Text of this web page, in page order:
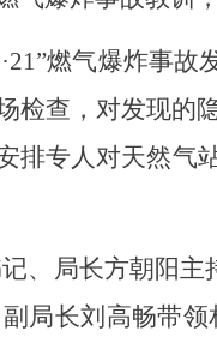
燃气爆炸事故
检查，对发现的
排专人对天然气
记、局长方朝阳
局长刘高畅带